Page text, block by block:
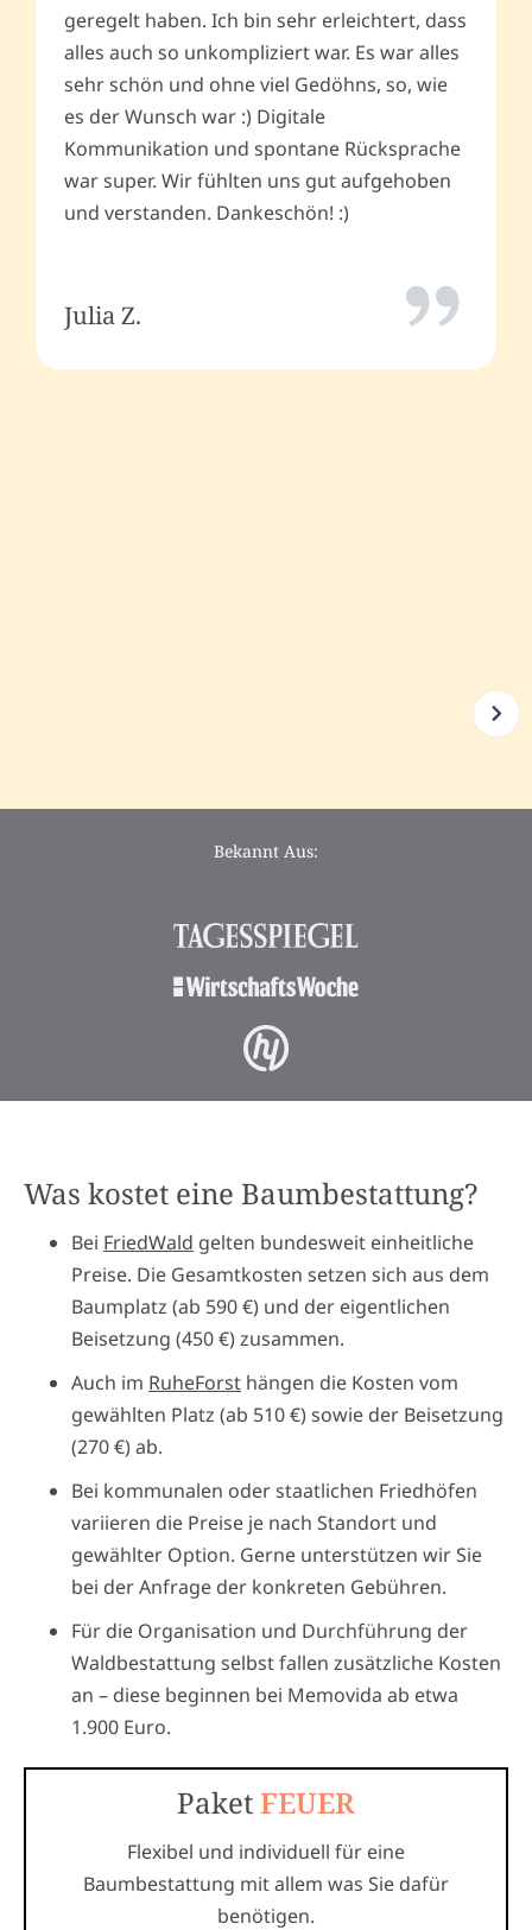
geregelt haben. Ich bin sehr erleichtert, dass
alles auch so unkompliziert war. Es war alles
sehr schön und ohne viel Gedöhns, so, wie
es der Wunsch war :) Digitale
Kommunikation und spontane Rücksprache
war super. Wir fühlten uns gut aufgehoben
und verstanden. Dankeschön! :)
Julia Z.
Bekannt Aus:
Was kostet eine Baumbestattung?
Bei FriedWald gelten bundesweit einheitliche
Preise. Die Gesamtkosten setzen sich aus dem
Baumplatz (ab 590 €) und der eigentlichen
Beisetzung (450 €) zusammen.
Auch im RuheForst hängen die Kosten vom
gewählten Platz (ab 510 €) sowie der Beisetzung
(270 €) ab.
Bei kommunalen oder staatlichen Friedhöfen
variieren die Preise je nach Standort und
gewählter Option. Gerne unterstützen wir Sie
bei der Anfrage der konkreten Gebühren.
Für die Organisation und Durchführung der
Waldbestattung selbst fallen zusätzliche Kosten
an – diese beginnen bei Memovida ab etwa
1.900 Euro.
PaketFEUER
Flexibel und individuell für eine
Baumbestattung mit allem was Sie dafür
benötigen.